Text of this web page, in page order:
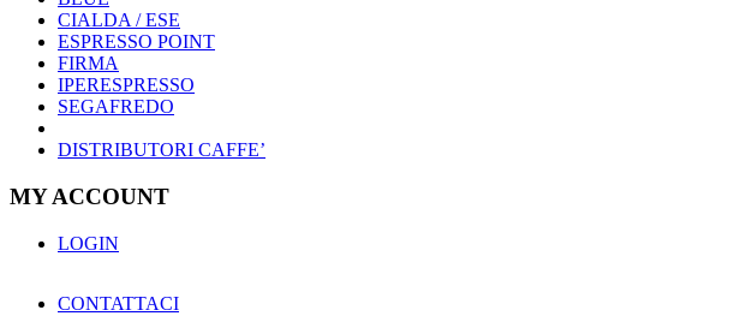
CIALDA / ESE
ESPRESSO POINT
FIRMA
IPERESPRESSO
SEGAFREDO
DISTRIBUTORI CAFFE’
MY ACCOUNT
LOGIN
CONTATTACI